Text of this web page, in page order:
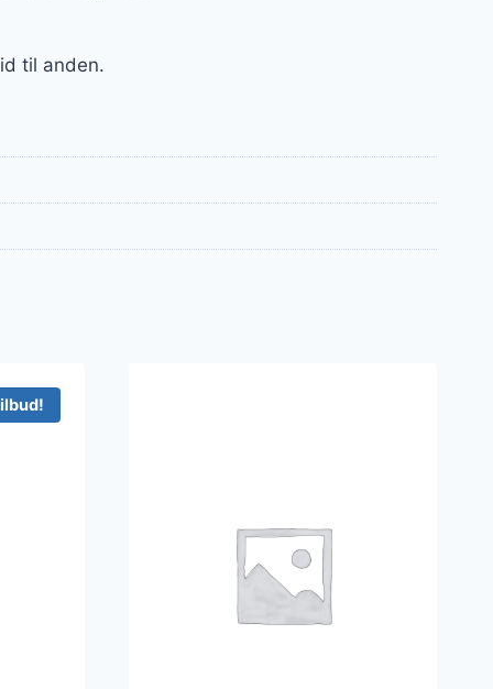
til anden.